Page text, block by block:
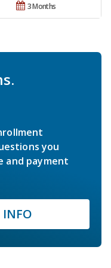
3 Months
you
and payment
INFO